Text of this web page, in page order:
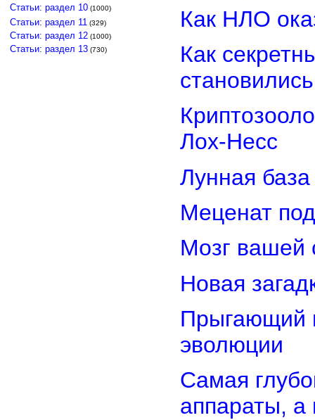
Статьи: раздел 10 (1000)
Статьи: раздел 11 (329)
Статьи: раздел 12 (1000)
Статьи: раздел 13 (730)
Как НЛО
Как
Лох-Несс
Лунная
Меценат
Мозг вашей
Новая
Прыгающий
эволюции
Самая
аппараты, а